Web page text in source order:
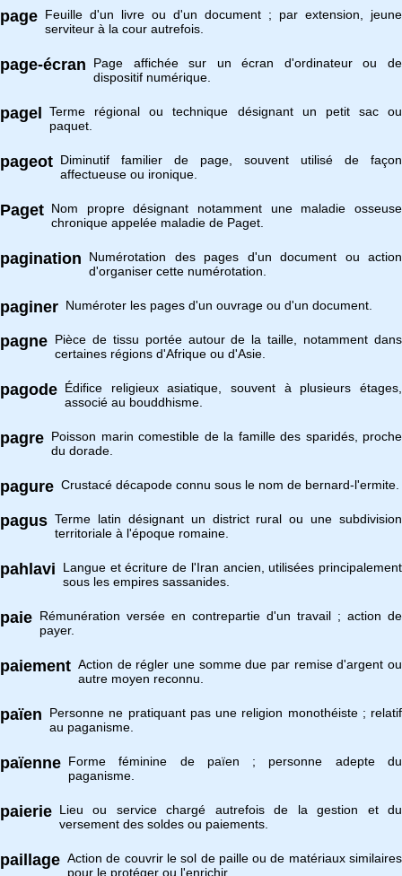
page Feuille d'un livre ou d'un document ; par extension, jeune
serviteur à la cour autrefois.
page-écran
Page affichée sur un écran d'ordinateur ou de
dispositif numérique.
pagel
Terme régional ou technique désignant un petit sac ou
paquet.
pageot Diminutif familier de page, souvent utilisé de façon
affectueuse ou ironique.
Paget Nom propre désignant notamment une maladie osseuse
chronique appelée maladie de Paget.
pagination
Numérotation des pages d'un document ou action
d'organiser cette numérotation.
paginer Numéroter les pages d'un ouvrage ou d'un document.
pagne Pièce de tissu portée autour de la taille, notamment dans
certaines régions d'Afrique ou d'Asie.
pagode Édifice religieux asiatique, souvent à plusieurs étages,
associé au bouddhisme.
pagre Poisson marin comestible de la famille des sparidés, proche
du dorade.
pagure Crustacé décapode connu sous le nom de bernard-l'ermite.
pagus Terme latin désignant un district rural ou une subdivision
territoriale à l'époque romaine.
pahlavi
Langue et écriture de l'Iran ancien, utilisées principalement
sous les empires sassanides.
paie Rémunération versée en contrepartie d'un travail ; action de
payer.
paiement Action de régler une somme due par remise d'argent ou
autre moyen reconnu.
païen
Personne ne pratiquant pas une religion monothéiste ; relatif
au paganisme.
païenne Forme féminine de païen ; personne adepte du
paganisme.
paierie Lieu ou service chargé autrefois de la gestion et du
versement des soldes ou paiements.
paillage Action de couvrir le sol de paille ou de matériaux similaires
pour le protéger ou l'enrichir.